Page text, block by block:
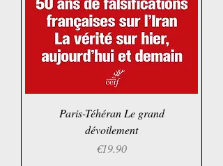
Paris-Téhéran Le grand
dévoilement
Price
€19.90